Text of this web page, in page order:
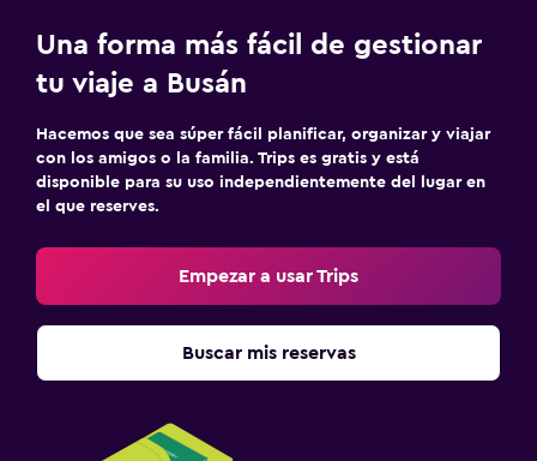
Una forma más fácil de gestionar
tu viaje a Busán
Hacemos que sea súper fácil planificar, organizar y viajar
con los amigos o la familia. Trips es gratis y está
disponible para su uso independientemente del lugar en
el que reserves.
Empezar a usar Trips
Buscar mis reservas